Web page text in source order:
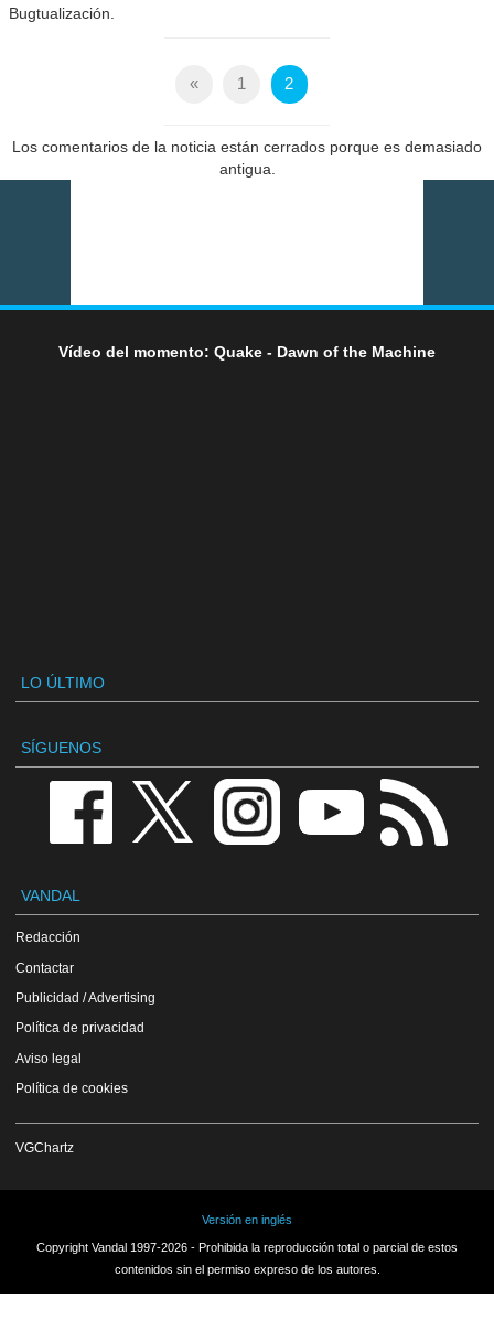
Bugtualización.
« 1 2
Los comentarios de la noticia están cerrados porque es demasiado
antigua.
Vídeo del momento: Quake - Dawn of the Machine
LO ÚLTIMO
SÍGUENOS
VANDAL
Redacción
Contactar
Publicidad / Advertising
Política de privacidad
Aviso legal
Política de cookies
VGChartz
Versión en inglés
Copyright Vandal 1997-2026 - Prohibida la reproducción total o parcial de estos
contenidos sin el permiso expreso de los autores.